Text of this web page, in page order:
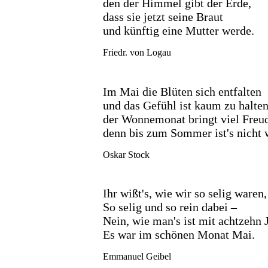
den der Himmel gibt der Erde,
dass sie jetzt seine Braut
und künftig eine Mutter werde.
Friedr. von Logau
Im Mai die Blüten sich entfalten
und das Gefühl ist kaum zu
der Wonnemonat bringt viel
denn bis zum Sommer ist's nicht
Oskar Stock
Ihr wißt's, wie wir so selig waren,
So selig und so rein dabei –
Nein, wie man's ist mit achtzehn
Es war im schönen Monat Mai.
Emmanuel Geibel